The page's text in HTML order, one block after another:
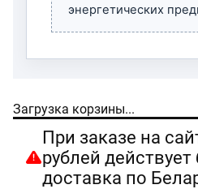
энергетических
Загрузка корзины...
При заказе на
рублей
доставка по